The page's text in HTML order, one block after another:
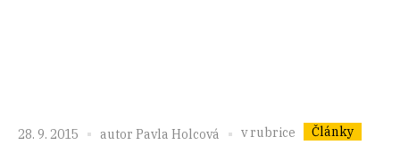
28. 9. 2015 autor Pavla Holcová v rubrice Články